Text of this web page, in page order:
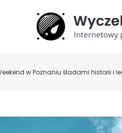
w Poznaniu śladami historii i